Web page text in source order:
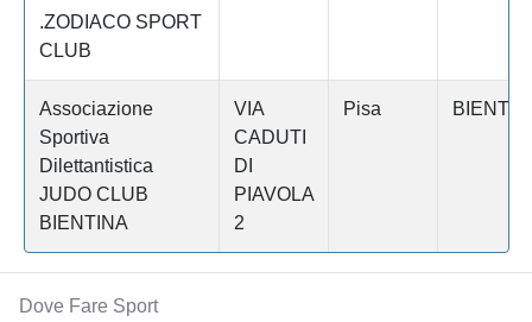
.ZODIACO SPORT
CLUB
Associazione
Sportiva
Dilettantistica
JUDO CLUB
BIENTINA
VIA
CADUTI
DI
PIAVOLA
2
Pisa
Dove Fare Sport